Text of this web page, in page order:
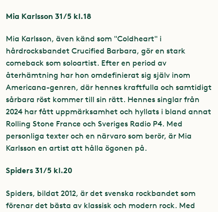
Mia Karlsson 31/5 kl.18
Mia Karlsson, även känd som "Coldheart" i
hårdrocksbandet Crucified Barbara, gör en stark
comeback som soloartist. Efter en period av
återhämtning har hon omdefinierat sig själv inom
Americana-genren, där hennes kraftfulla och samtidigt
sårbara röst kommer till sin rätt. Hennes singlar från
2024 har fått uppmärksamhet och hyllats i bland annat
Rolling Stone France och Sveriges Radio P4. Med
personliga texter och en närvaro som berör, är Mia
Karlsson en artist att hålla ögonen på.
Spiders 31/5 kl.20
Spiders, bildat 2012, är det svenska rockbandet som
förenar det bästa av klassisk och modern rock. Med